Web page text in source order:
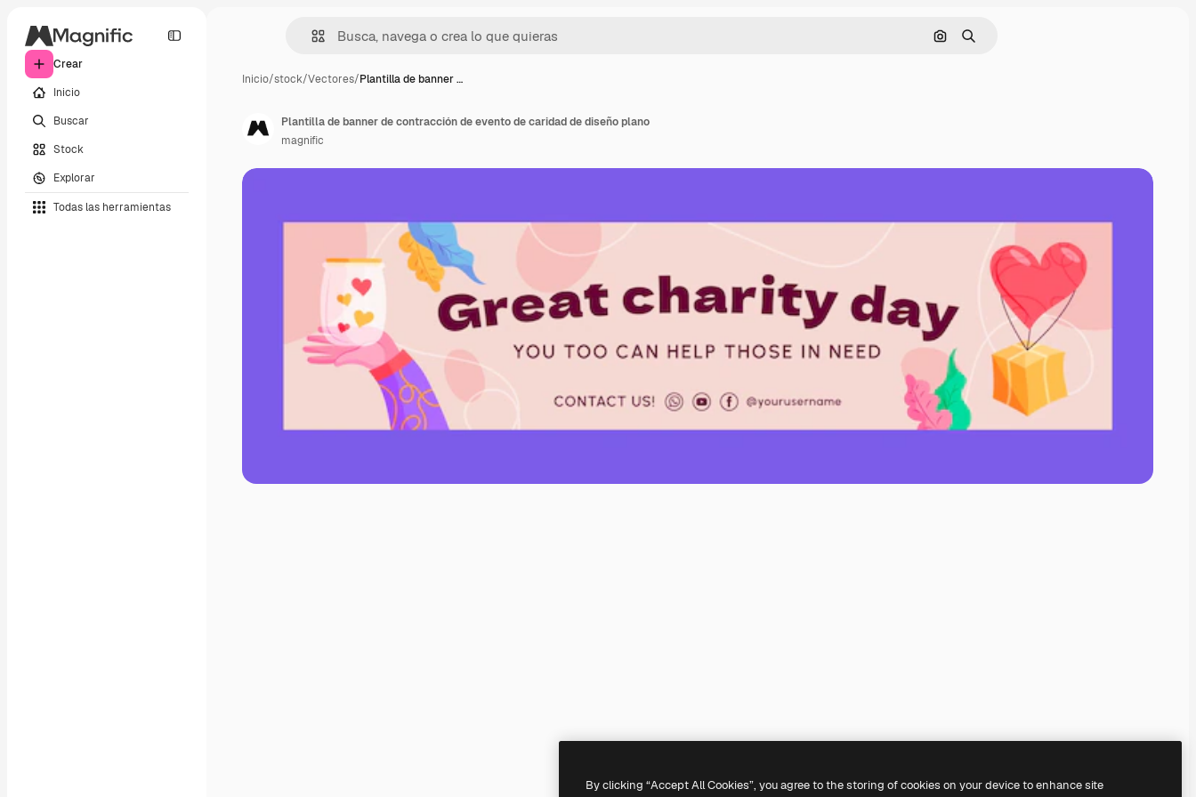
Crear
Inicio
Buscar
Stock
Explorar
Todas las herramientas
Buscar por imagen
Buscar
Inicio/stock/Vectores/Plantilla de banner …
Plantilla de banner de contracción de evento de caridad de diseño plano
magnific
By clicking “Accept All Cookies”, you agree to the storing of cookies on your device to enhance site